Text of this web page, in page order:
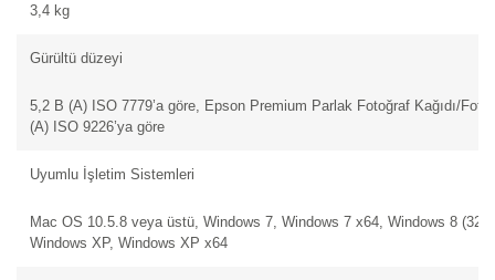
3,4 kg
Gürültü düzeyi
5,2 B (A) ISO 7779’a göre, Epson Premium Parlak Fotoğraf Kağıdı/
(A) ISO 9226’ya göre
Uyumlu İşletim Sistemleri
Mac OS 10.5.8 veya üstü, Windows 7, Windows 7 x64, Windows 8
Windows XP, Windows XP x64